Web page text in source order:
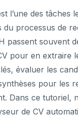
l’une des tâches
du processus de
passent souvent
pour en extraire
évaluer les
pour les
Dans ce tutoriel,
de CV